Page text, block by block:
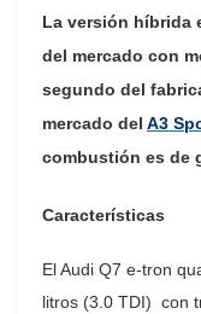
La versión híbrida
del mercado con
segundo del
mercado del A3
combustión es de
Características
El Audi Q7 e-tron
litros (3.0 TDI) con